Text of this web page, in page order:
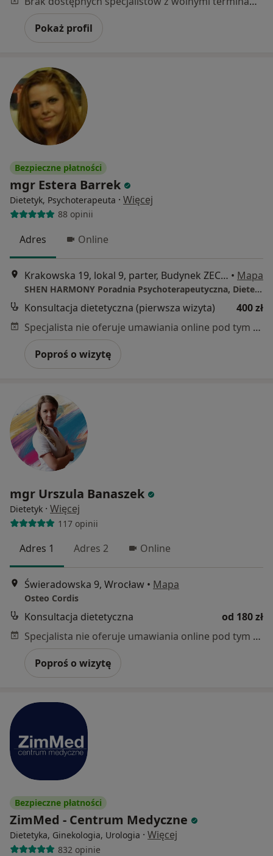
Pokaż profil
Bezpieczne płatności
mgr Estera Barrek
Dietetyk, Psychoterapeuta · Więcej
88 opinii
Adres Online
Krakowska 19, lokal 9, parter, Budynek ZECO, Wrocław • Mapa
SHEN HARMONY Poradnia Psychoterapeutyczna, Dietetyczna i Naturoterapeutyczna
Konsultacja dietetyczna (pierwsza wizyta)
400 zł
Specjalista nie oferuje umawiania online pod tym adresem.
Poproś o wizytę
mgr Urszula Banaszek
Dietetyk · Więcej
117 opinii
Adres 1 Adres 2 Online
Świeradowska 9, Wrocław • Mapa
Osteo Cordis
Konsultacja dietetyczna
od 180 zł
Specjalista nie oferuje umawiania online pod tym adresem.
Poproś o wizytę
Bezpieczne płatności
ZimMed - Centrum Medyczne
Dietetyka, Ginekologia, Urologia · Więcej
832 opinie